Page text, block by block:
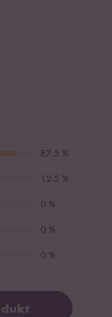
87.5 %
12.5 %
0 %
0 %
0 %